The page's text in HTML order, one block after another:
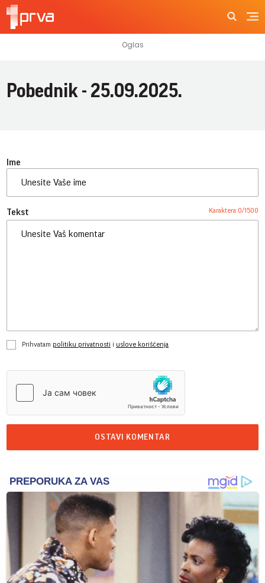
Pobednik - 25.09.2025.
Ime
Tekst Karaktera:0/1500
Prihvatam politiku privatnosti i uslove korišćenja
OSTAVI KOMENTAR